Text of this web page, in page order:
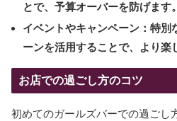
とで、予算オーバーを防げます。
イベントやキャンペーン：特別
ーンを活用することで、より楽
お店での過ごし方のコツ
初めてのガールズバーでの過ごし